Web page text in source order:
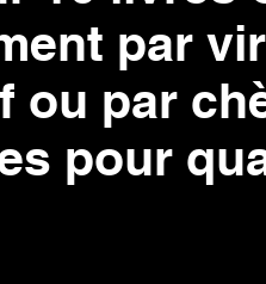
par
ou par
pour